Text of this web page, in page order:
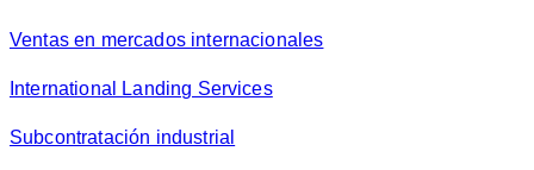
Ventas en mercados internacionales
International Landing Services
Subcontratación industrial